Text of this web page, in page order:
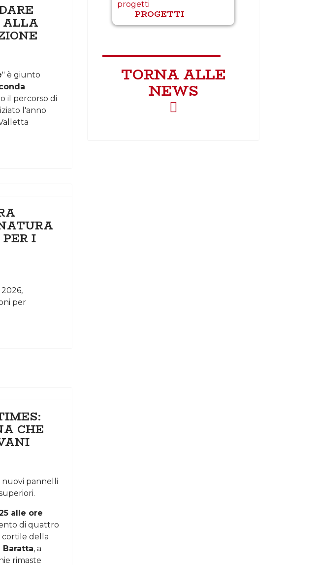
ALLA
" è giunto
il percorso di
l'anno
I
per
CHE
pannelli
alle ore
di quattro
cortile della
Baratta, a
rimaste
PROGETTI
TORNA ALLE
NEWS